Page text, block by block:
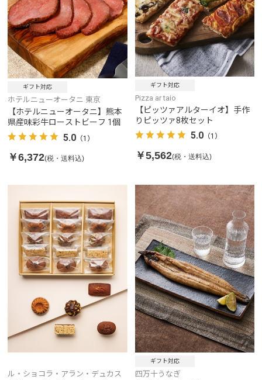
ギフト対応
ホテルニューオータニ 東京
【ホテルニューオータニ】熊本
県産味彩牛ローストビーフ 1個
5.0 （1）
￥6,372(税・送料込)
ギフト対応
Pizza ar taio
【ピッツァアルターイオ】手作
りピッツァ8枚セット
5.0（1）
￥5,562(税・送料込)
ル・ショコラ・アラン・デュカス
ギフト対応
四万十うなぎ